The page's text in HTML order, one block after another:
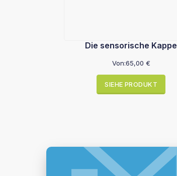
Die sensorische Kappe
Von:65,00 €
SIEHE PRODUKT